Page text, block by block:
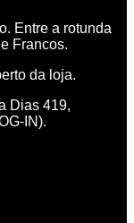
Entre a rotunda
Francos.
da loja.
Dias 419,
IN).